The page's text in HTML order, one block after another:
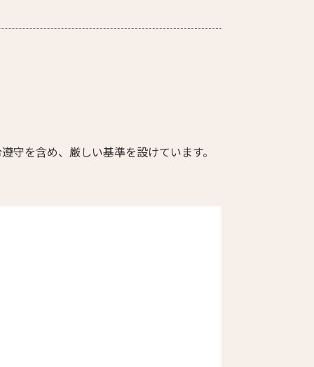
を含め、厳しい基準を設けています。